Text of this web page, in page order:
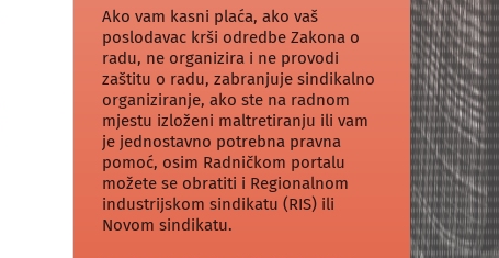
Ako vam kasni plaća, ako vaš
poslodavac krši odredbe Zakona o
radu, ne organizira i ne provodi
zaštitu o radu, zabranjuje sindikalno
organiziranje, ako ste na radnom
mjestu izloženi maltretiranju ili vam
je jednostavno potrebna pravna
pomoć, osim Radničkom portalu
možete se obratiti i Regionalnom
industrijskom sindikatu (RIS) ili
Novom sindikatu.